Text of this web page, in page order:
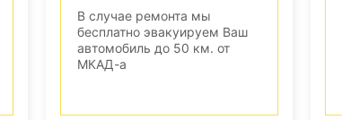
В случае ремонта мы
бесплатно эвакуируем Ваш
автомобиль до 50 км. от
МКАД-а